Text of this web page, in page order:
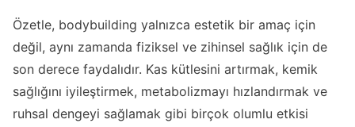
Özetle, bodybuilding yalnızca estetik bir amaç için
değil, aynı zamanda fiziksel ve zihinsel sağlık için de
son derece faydalıdır. Kas kütlesini artırmak, kemik
sağlığını iyileştirmek, metabolizmayı hızlandırmak ve
ruhsal dengeyi sağlamak gibi birçok olumlu etkisi